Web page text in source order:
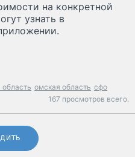
на конкретной
узнать в
область омская область сфо
167 просмотров всего.